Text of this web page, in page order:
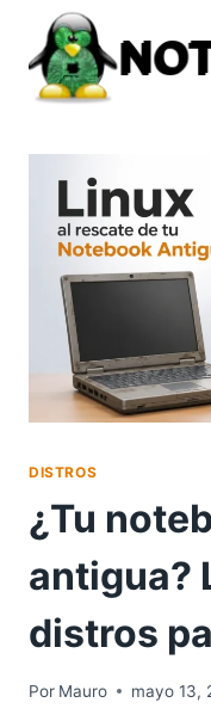
Saltar
contenido
DISTROS
¿Tu
antigua?
distros
Por Mauro mayo 13,